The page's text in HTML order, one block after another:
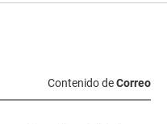
Contenido deCorreo